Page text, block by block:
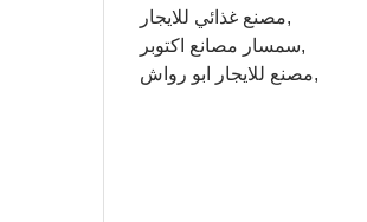
مصنع غذائي للايجار,
سمسار مصانع اكتوبر,
مصنع للايجار ابو رواش,